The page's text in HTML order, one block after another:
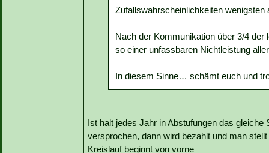
Zufallswahrscheinlichkeiten wenigsten
Nach der Kommunikation über 3/4
so einer unfassbaren Nichtleistung
In diesem Sinne… schämt euch und
Ist halt jedes Jahr in Abstufungen das
versprochen, dann wird bezahlt und man
Kreislauf beginnt von vorne